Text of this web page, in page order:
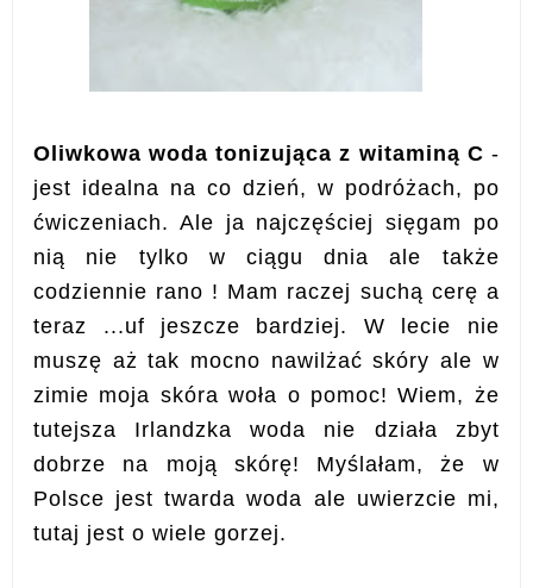
Oliwkowa woda tonizująca z witaminą C -
jest idealna na co dzień, w podróżach, po
ćwiczeniach. Ale ja najczęściej sięgam po
nią nie tylko w ciągu dnia ale także
codziennie rano ! Mam raczej suchą cerę a
teraz ...uf jeszcze bardziej. W lecie nie
muszę aż tak mocno nawilżać skóry ale w
zimie moja skóra woła o pomoc! Wiem, że
tutejsza Irlandzka woda nie działa zbyt
dobrze na moją skórę! Myślałam, że w
Polsce jest twarda woda ale uwierzcie mi,
tutaj jest o wiele gorzej.